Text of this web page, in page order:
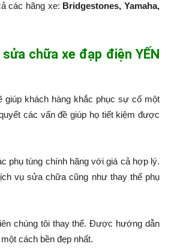
các hãng xe: Bridgestones, Yamaha,
chữa xe đạp điện YẾN
giúp khách hàng khắc phục sự cố một
các vấn đề giúp họ tiết kiệm được
phụ tùng chính hãng với giá cả hợp lý.
vụ sửa chữa cũng như thay thế phụ
chúng tôi thay thế. Được hướng dẫn
cách bền đẹp nhất.